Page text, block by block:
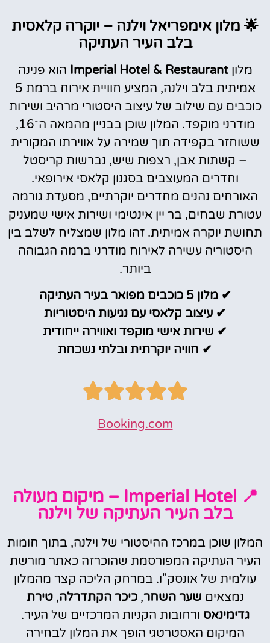
🌟 מלון אימפריאל וילנה – יוקרה קלאסית
בלב העיר העתיקה
מלוןImperial Hotel & Restaurant הוא פנינה
אמיתית בלב וילנה, המציע חוויית אירוח ברמת 5
כוכבים עם שילוב של עיצוב היסטורי מרהיב ושירות
מודרני מוקפד. המלון שוכן בבניין מהמאה ה־16,
ששוחזר בקפידה תוך שמירה על אווירתו המקורית
– קשתות אבן, רצפות שיש, נברשות קריסטל
וחדרים המעוצבים בסגנון קלאסי אירופאי.
האורחים נהנים מחדרים יוקרתיים, מסעדת גורמה
עטורת שבחים, בר יין אינטימי ושירות אישי שמעניק
תחושת יוקרה אמיתית. זהו מלון שמצליח לשלב בין
היסטוריה עשירה לאירוח מודרני ברמה הגבוהה
ביותר.
✔ מלון 5 כוכבים מפואר בעיר העתיקה
✔ עיצוב קלאסי עם נגיעות היסטוריות
✔ שירות אישי מוקפד ואווירה ייחודית
✔ חוויה יוקרתית ובלתי נשכחת
Booking.com
📍 Imperial Hotel – מיקום מעולה
בלב העיר העתיקה של וילנה
המלון שוכן במרכז ההיסטורי של וילנה, בתוך חומות
העיר העתיקה המפורסמת שהוכרזה כאתר מורשת
עולמית של אונסק"ו. במרחק הליכה קצר מהמלון
נמצאים שער השחר,כיכר הקתדרלה,טירת
גדימינאס ורחובות הקניות המרכזיים של העיר.
המיקום האסטרטגי הופך את המלון לבחירה